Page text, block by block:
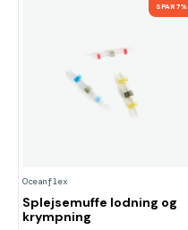
SPAR 7%
Oceanflex
Splejsemuffe lodning og
krympning